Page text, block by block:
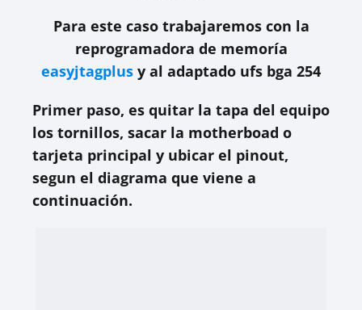
Para este caso trabajaremos con la
reprogramadora de memoría
easyjtagplus y al adaptado ufs bga 254
Primer paso, es quitar la tapa del equipo
los tornillos, sacar la motherboad o
tarjeta principal y ubicar el pinout,
segun el diagrama que viene a
continuación.